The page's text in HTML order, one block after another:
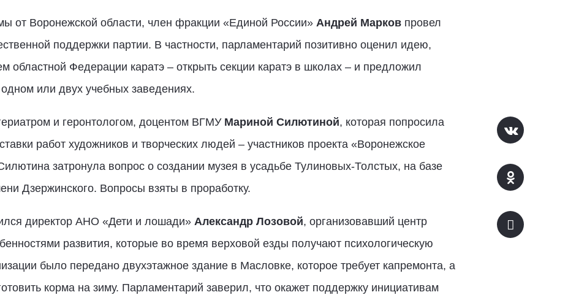
от Воронежской области, член фракции «Единой России»Андрей Марковпровел
поддержки партии. В частности, парламентарий позитивно оценил идею,
областной Федерации каратэ – открыть секции каратэ в школах – и предложил
или двух учебных заведениях.
и геронтологом, доцентом ВГМУ Мариной Силютиной, которая попросила
работ художников и творческих людей – участников проекта «Воронежское
затронула вопрос о создании музея в усадьбе Тулиновых-Толстых, на базе
Дзержинского. Вопросы взяты в проработку.
директор АНО «Дети и лошади» Александр Лозовой, организовавший центр
развития, которые во время верховой езды получают психологическую
было передано двухэтажное здание в Масловке, которое требует капремонта, а
корма на зиму. Парламентарий заверил, что окажет поддержку инициативам